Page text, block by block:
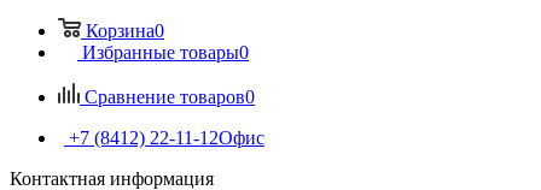
Корзина0
Избранные товары0
Сравнение товаров0
+7 (8412) 22-11-12Офис
Контактная информация